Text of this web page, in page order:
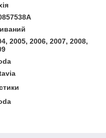
2005, 2006, 2007, 2008,